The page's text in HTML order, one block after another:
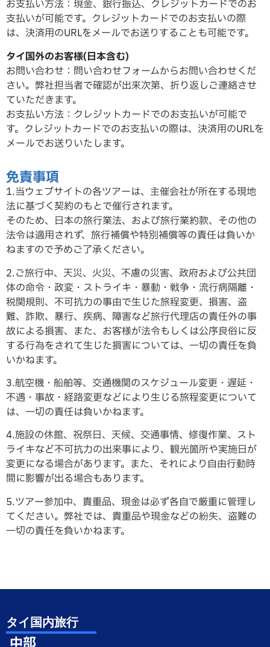
お支払い方法：現金、銀行振込、クレジットカードでのお
支払いが可能です。クレジットカードでのお支払いの際
は、決済用のURLをメールでお送りすることも可能です。
タイ国外のお客様(日本含む)
お問い合わせ：問い合わせフォームからお問い合わせくだ
さい。弊社担当者で確認が出来次第、折り返しご連絡させ
ていただきます。
お支払い方法：クレジットカードでのお支払いが可能で
す。クレジットカードでのお支払いの際は、決済用のURLを
メールでお送りいたします。
免責事項
1.当ウェブサイトの各ツアーは、主催会社が所在する現地
法に基づく契約のもとで催行されます。
そのため、日本の旅行業法、および旅行業約款、その他の
法令は適用されず、旅行補償や特別補償等の責任は負いか
ねますので予めご了承ください。
2.ご旅行中、天災、火災、不慮の災害、政府および公共団
体の命令・政変・ストライキ・暴動・戦争・流行病隔離・
税関規則、不可抗力の事由で生じた旅程変更、損害、盗
難、詐欺、暴行、疾病、障害など旅行代理店の責任外の事
故による損害、また、お客様が法令もしくは公序良俗に反
する行為をされて生じた損害については、一切の責任を負
いかねます。
3.航空機・船舶等、交通機関のスケジュール変更・遅延・
不遇・事故・経路変更などにより生じる旅程変更について
は、一切の責任は負いかねます。
4.施設の休館、祝祭日、天候、交通事情、修復作業、スト
ライキなど不可抗力の出来事により、観光箇所や実施日が
変更になる場合があります。また、それにより自由行動時
間に影響が出る場合もあります。
5.ツアー参加中、貴重品、現金は必ず各自で厳重に管理し
てください。弊社では、貴重品や現金などの紛失、盗難の
一切の責任を負いかねます。
タイ国内旅行